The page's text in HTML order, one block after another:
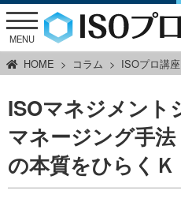
MENU
HOME コラム ISOプロ講座
ISOマネジメント
マネージング手
の本質をひらくＫ